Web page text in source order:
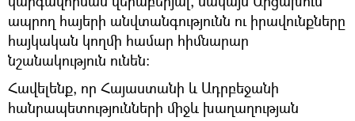
ապրող հայերի անվտանգությունն ու իրավունքները
հայկական կողմի համար հիմնարար
նշանակություն ունեն։
Հավելենք, որ Հայաստանի և Ադրբեջանի
հանրապետությունների միջև խաղաղության